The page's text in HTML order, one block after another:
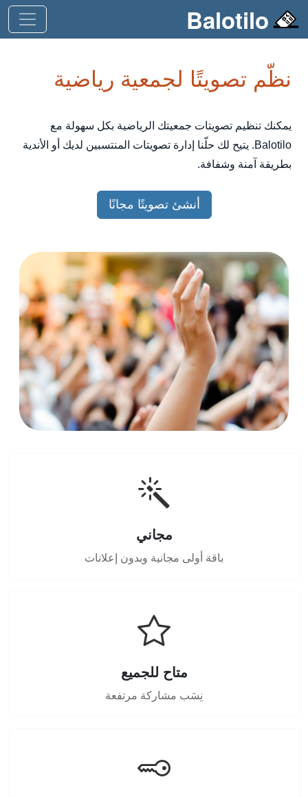
Balotilo
نظّم تصويتًا لجمعية رياضية
يمكنك تنظيم تصويتات جمعيتك الرياضية بكل سهولة مع
Balotilo. يتيح لك حلّنا إدارة تصويتات المنتسبين لديك أو الأندية
بطريقة آمنة وشفافة.
أنشئ تصويتًا مجانًا
مجاني
باقة أولى مجانية وبدون إعلانات
متاح للجميع
نِسَب مشاركة مرتفعة